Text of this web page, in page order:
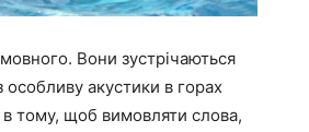
Вони зустрічаються
особливу акустики в горах
в тому, щоб вимовляти слова,